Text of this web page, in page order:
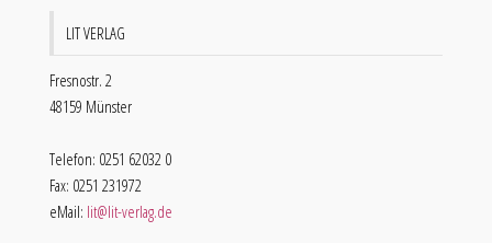
LIT VERLAG
Fresnostr. 2
48159 Münster
Telefon: 0251 62032 0
Fax: 0251 231972
eMail: lit@lit-verlag.de